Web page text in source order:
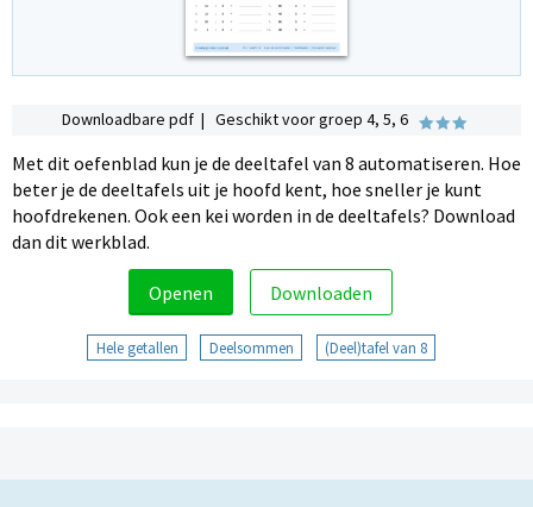
Downloadbare pdf | Geschikt voor groep 4, 5, 6
Met dit oefenblad kun je de deeltafel van 8 automatiseren. Hoe
beter je de deeltafels uit je hoofd kent, hoe sneller je kunt
hoofdrekenen. Ook een kei worden in de deeltafels? Download
dan dit werkblad.
Openen Downloaden
Hele getallen Deelsommen (Deel)tafel van 8